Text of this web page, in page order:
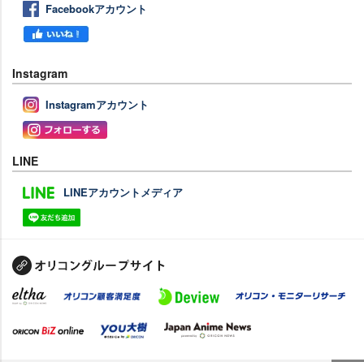
Facebookアカウント
Instagram
Instagramアカウント
LINE
LINEアカウントメディア